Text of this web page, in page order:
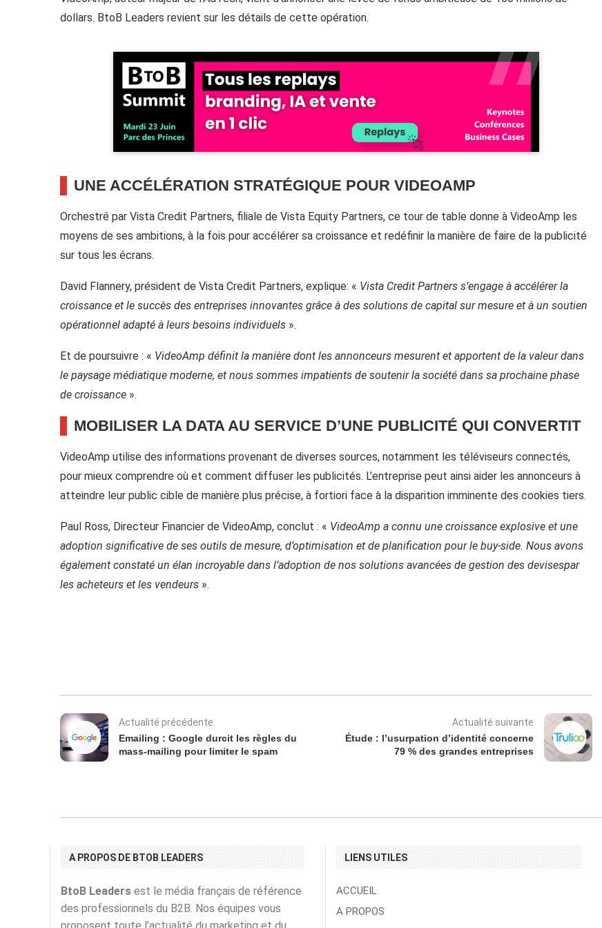
dollars. BtoB Leaders revient sur les détails de cette opération.
UNE ACCÉLÉRATION STRATÉGIQUE POUR VIDEOAMP
Orchestré par Vista Credit Partners, filiale de Vista Equity Partners, ce tour de table donne à VideoAmp les
moyens de ses ambitions, à la fois pour accélérer sa croissance et redéfinir la manière de faire de la publicité
sur tous les écrans.
David Flannery, président de Vista Credit Partners, explique: « Vista Credit Partners s’engage à accélérer la
croissance et le succès des entreprises innovantes grâce à des solutions de capital sur mesure et à un soutien
opérationnel adapté à leurs besoins individuels ».
Et de poursuivre : « VideoAmp définit la manière dont les annonceurs mesurent et apportent de la valeur dans
le paysage médiatique moderne, et nous sommes impatients de soutenir la société dans sa prochaine phase
de croissance ».
MOBILISER LA DATA AU SERVICE D’UNE PUBLICITÉ QUI CONVERTIT
VideoAmp utilise des informations provenant de diverses sources, notamment les téléviseurs connectés,
pour mieux comprendre où et comment diffuser les publicités. L’entreprise peut ainsi aider les annonceurs à
atteindre leur public cible de manière plus précise, à fortiori face à la disparition imminente des cookies tiers.
Paul Ross, Directeur Financier de VideoAmp, conclut : « VideoAmp a connu une croissance explosive et une
adoption significative de ses outils de mesure, d’optimisation et de planification pour le buy-side. Nous avons
également constaté un élan incroyable dans l’adoption de nos solutions avancées de gestion des devisespar
les acheteurs et les vendeurs ».
Actualité précédente
Emailing : Google durcit les règles du
mass-mailing pour limiter le spam
Actualité suivante
Étude : l’usurpation d’identité concerne
79 % des grandes entreprises
A PROPOS DE BTOB LEADERS
BtoB Leaders est le média français de référence
des professionnels du B2B. Nos équipes vous
LIENS UTILES
ACCUEIL
A PROPOS